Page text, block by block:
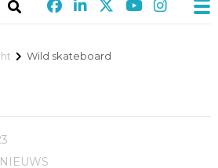
Wild skateboard